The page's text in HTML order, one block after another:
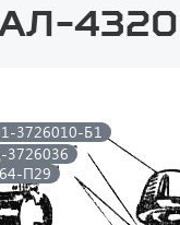
4320
3726010-Б1
П29
3726036